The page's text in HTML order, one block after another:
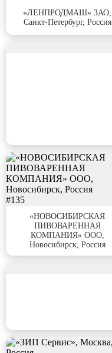
«ЛЕНПРОДМАШ» ЗАО,
Санкт-Петербург, Россия
#135
«НОВОСИБИРСКАЯ
ПИВОВАРЕННАЯ
КОМПАНИЯ» ООО,
Новосибирск, Россия